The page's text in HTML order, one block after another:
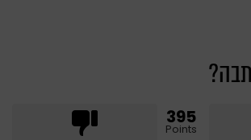
395
Points